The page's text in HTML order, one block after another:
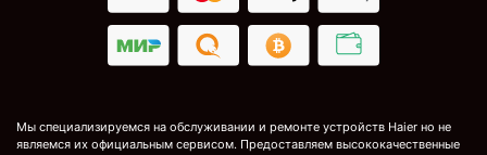
Мы специализируемся на обслуживании и ремонте устройств Haier но не
являемся их официальным сервисом. Предоставляем высококачественные